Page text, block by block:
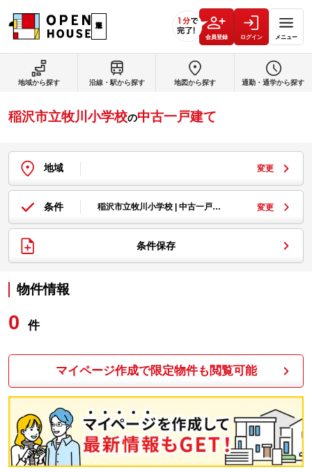
会員登録 ログイン メニュー
稲沢市立牧川小学校の中古一戸建て
地域 変更
条件 稲沢市立牧川小学校 | 中古一戸… 変更
条件保存
物件情報
0 件
マイページ作成で限定物件も閲覧可能
地域から探す 沿線・駅から探す 地図から探す 通勤・通学から探す